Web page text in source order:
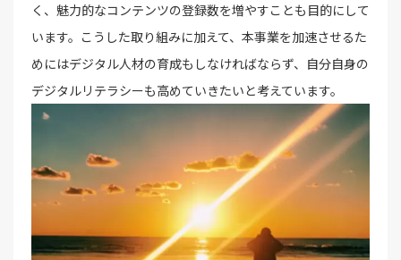
く、魅力的なコンテンツの登録数を増やすことも目的にして
います。こうした取り組みに加えて、本事業を加速させるた
めにはデジタル人材の育成もしなければならず、自分自身の
デジタルリテラシーも高めていきたいと考えています。